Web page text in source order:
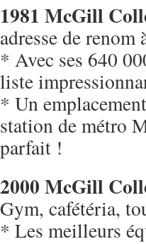
1981 McGill
adresse de renom
* Avec ses 640
liste
* Un
station de métro
parfait !
2000 McGill
Gym, cafétéria,
* Les meilleurs